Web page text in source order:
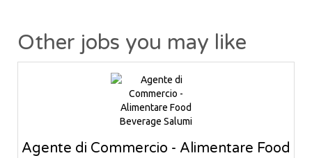
Other jobs you may like
Agente di Commercio - Alimentare Food